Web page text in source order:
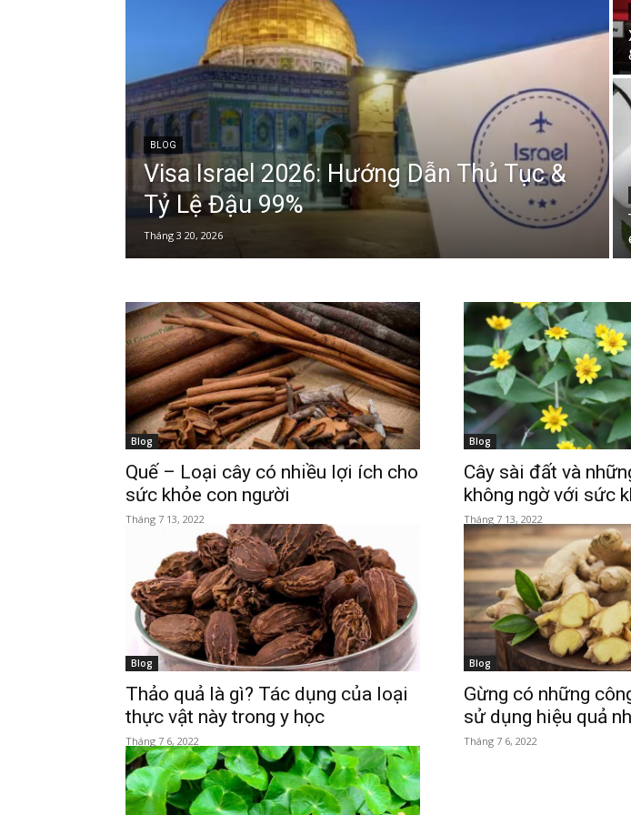
BLOG
Visa Israel 2026: Hướng Dẫn Thủ Tục &
Tỷ Lệ Đậu 99%
Tháng 3 20, 2026
Blog
Quế – Loại cây có nhiều lợi ích cho
sức khỏe con người
Tháng 7 13, 2022
Blog
Cây sài đất và
không ngờ với sức
Tháng 7 13, 2022
Blog
Thảo quả là gì? Tác dụng của loại
thực vật này trong y học
Tháng 7 6, 2022
Blog
Gừng có những
sử dụng hiệu quả
Tháng 7 6, 2022